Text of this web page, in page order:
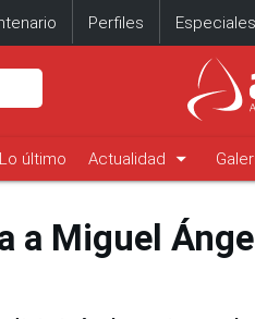
Perfiles Especiales
Lo último Actualidad arrow_drop_down
a Miguel